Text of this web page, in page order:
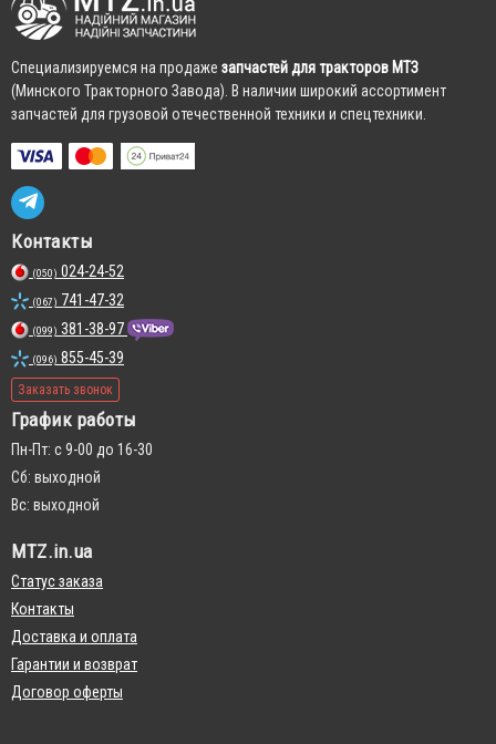
Cпециализируемся на продаже запчастей для тракторов МТЗ
(Минского Тракторного Завода). В наличии широкий ассортимент
запчастей для грузовой отечественной техники и спецтехники.
Контакты
(050) 024-24-52
(067) 741-47-32
(099) 381-38-97
(096) 855-45-39
Заказать звонок
График работы
Пн-Пт: с 9-00 до 16-30
Сб: выходной
Вс: выходной
MTZ.in.ua
Статус заказа
Контакты
Доставка и оплата
Гарантии и возврат
Договор оферты